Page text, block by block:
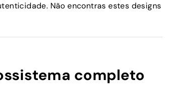
Não encontras estes designs
completo